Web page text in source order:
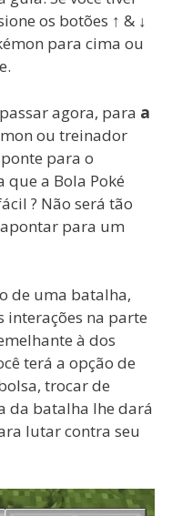
os botões ↑ & ↓
para cima ou
agora, para a
ou treinador
para o
que a Bola Poké
? Não será tão
para um
de uma batalha,
interações na parte
à dos
terá a opção de
trocar de
da batalha lhe dará
lutar contra seu